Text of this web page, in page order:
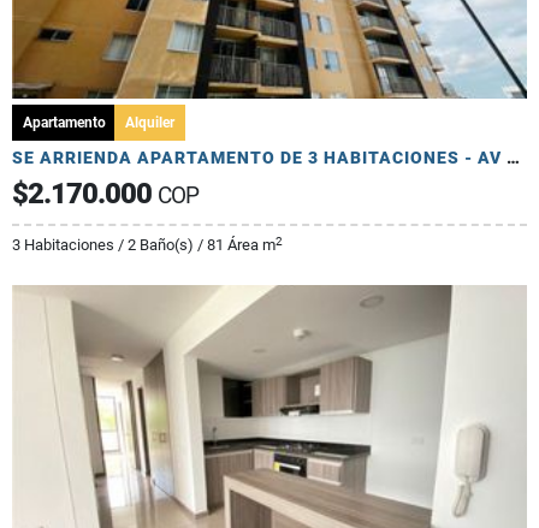
Apartamento Alquiler
SE ARRIENDA APARTAMENTO DE 3 HABITACIONES - AV 19 NORTE
$2.170.000 COP
3 Habitaciones / 2 Baño(s) / 81 Área m2